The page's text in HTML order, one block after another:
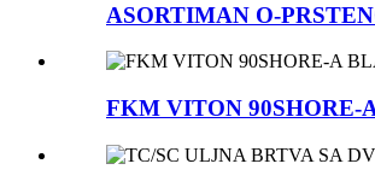
ASORTIMAN O-
FKM VITON 90SHORE-